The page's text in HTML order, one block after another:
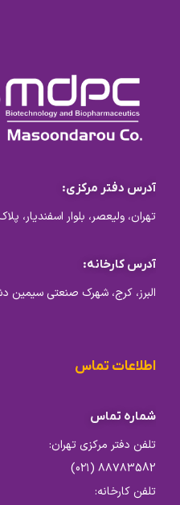
آدرس دفتر مرکزی:
تهران، ولیعصر، بلوار اسفندیار، پلاک 30، طبقه دوم، واحد
آدرس کارخانه:
البرز، کرج، شهرک صنعتی سیمین
اطلاعات تماس
شماره تماس
تلفن دفتر مرکزی تهران:
۸۸۷۸3582 (0۲۱)
تلفن کارخانه: